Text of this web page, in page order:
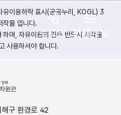
로그인 전체메뉴
유이용허락 표시(공공누리, KOGL) 3
작물 입니다.
며, 자유이용의 경우 반드시 저작물
사용하셔야 합니다.
구 환경로 42